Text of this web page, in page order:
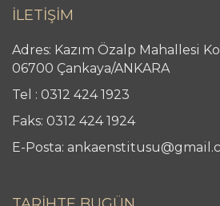
İLETİŞİM
Adres: Kazım Özalp Mahallesi
06700 Çankaya/ANKARA
Tel : 0312 424 1923
Faks: 0312 424 1924
E-Posta: